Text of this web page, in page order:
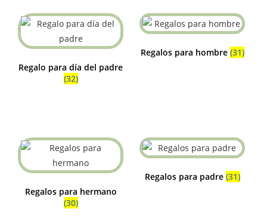
Regalo para día del padre
(32)
Regalos para hombre (31)
Regalos para hermano
(30)
Regalos para padre (31)